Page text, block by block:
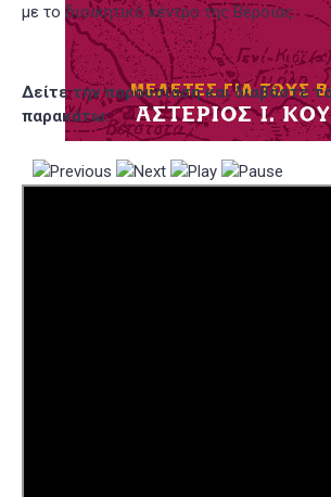
με το διοικητικό κέντρο της Βέροιας.
Δείτε την παρουσίαση και διαβάστε
παρακάτω: